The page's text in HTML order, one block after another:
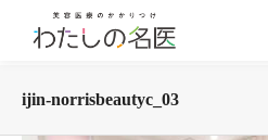
ijin-norrisbeautyc_03